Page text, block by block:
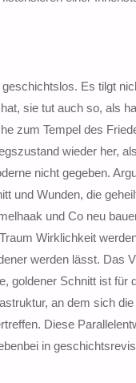
Es tilgt
sie tut auch so, als
zum Tempel des
wieder her,
nicht gegeben.
und Wunden, die
und Co neu
Wirklichkeit
werden lässt. Das
goldener Schnitt ist für
an dem sich
Diese
in